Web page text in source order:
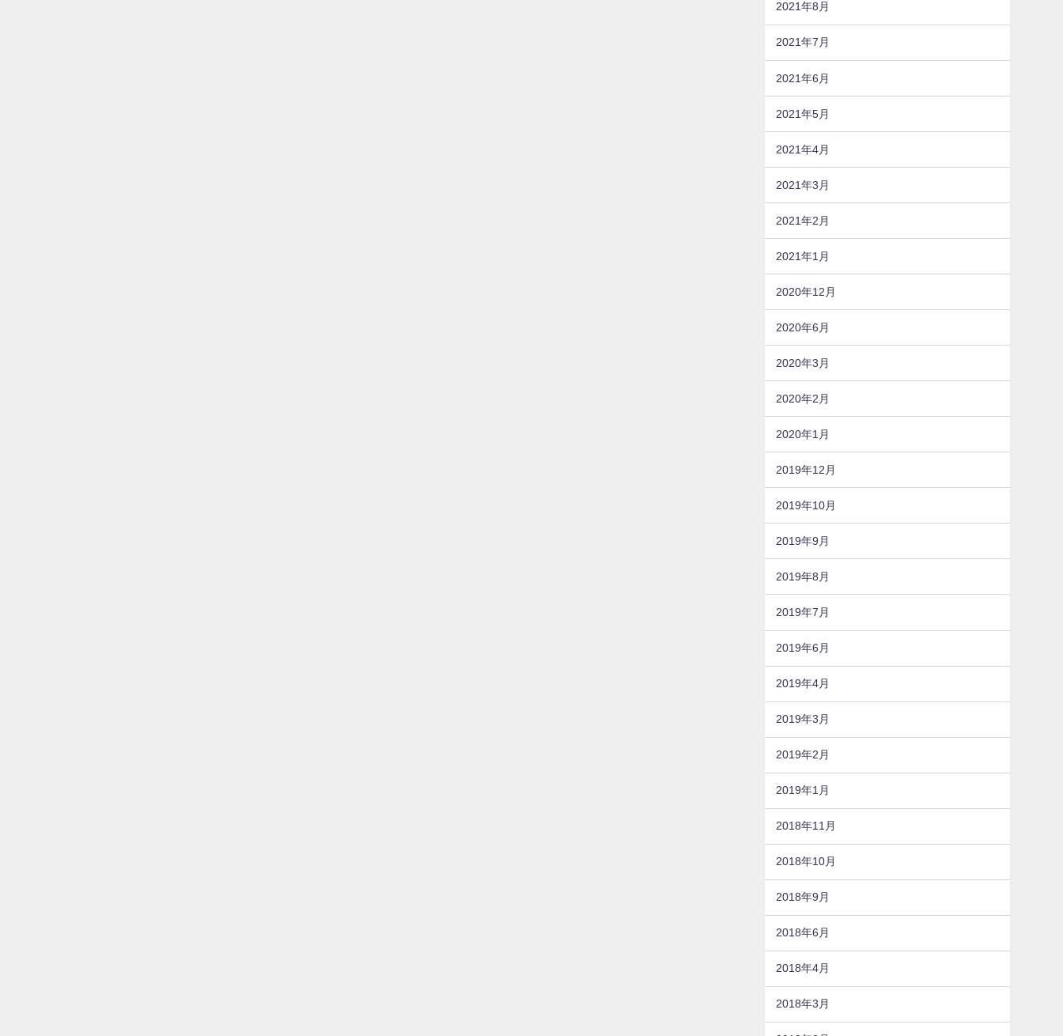
2021年8月
2021年7月
2021年6月
2021年5月
2021年4月
2021年3月
2021年2月
2021年1月
2020年12月
2020年6月
2020年3月
2020年2月
2020年1月
2019年12月
2019年10月
2019年9月
2019年8月
2019年7月
2019年6月
2019年4月
2019年3月
2019年2月
2019年1月
2018年11月
2018年10月
2018年9月
2018年6月
2018年4月
2018年3月